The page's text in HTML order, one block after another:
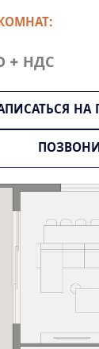
+ НДС
НА
Imperio.